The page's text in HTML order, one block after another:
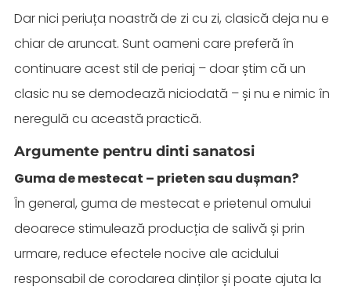
Dar nici periuța noastră de zi cu zi, clasică deja nu e
chiar de aruncat. Sunt oameni care preferă în
continuare acest stil de periaj – doar știm că un
clasic nu se demodează niciodată – și nu e nimic în
neregulă cu această practică.
Argumente pentru dinti sanatosi
Guma de mestecat – prieten sau dușman?
În general, guma de mestecat e prietenul omului
deoarece stimulează producția de salivă și prin
urmare, reduce efectele nocive ale acidului
responsabil de corodarea dinților și poate ajuta la